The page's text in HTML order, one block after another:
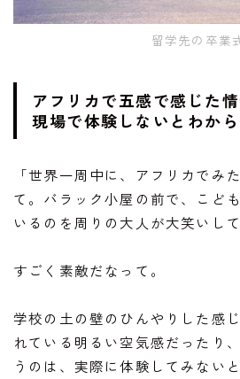
留学先の卒業
アフリカで五感で感じた
現場で体験しないとわか
「世界一周中に、アフリカでみ
て。バラック小屋の前で、こど
いるのを周りの大人が大笑いし
すごく素敵だなって。
学校の土の壁のひんやりした感
れている明るい空気感だったり
うのは、実際に体験してみない